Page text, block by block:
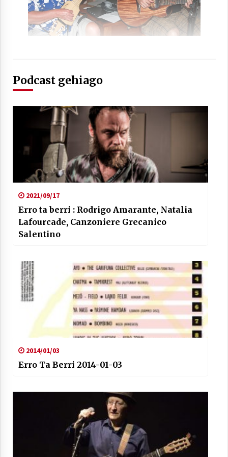
Podcast gehiago
2021/09/17
Erro ta berri : Rodrigo Amarante, Natalia
Lafourcade, Canzoniere Grecanico
Salentino
2014/01/03
Erro Ta Berri 2014-01-03